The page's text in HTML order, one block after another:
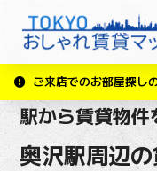
ご来店でのお部屋探し
駅から賃貸物件
奥沢駅周辺